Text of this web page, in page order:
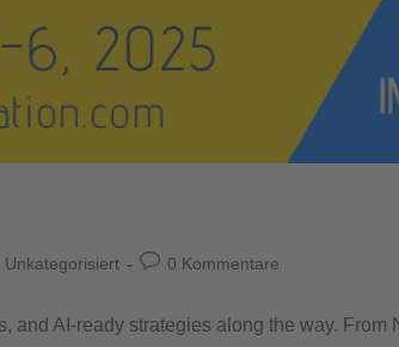
Unkategorisiert 0 Kommentare
AI-ready strategies along the way. From